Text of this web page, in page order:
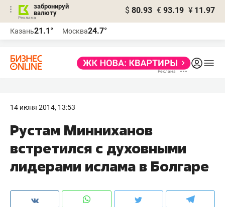
забронируй
валюту
$ 80.93 € 93.19 ¥ 11.97
Казань21.1° Москва24.7°
14 июня 2014, 13:53
Рустам Минниханов
встретился с духовными
лидерами ислама в Болгаре